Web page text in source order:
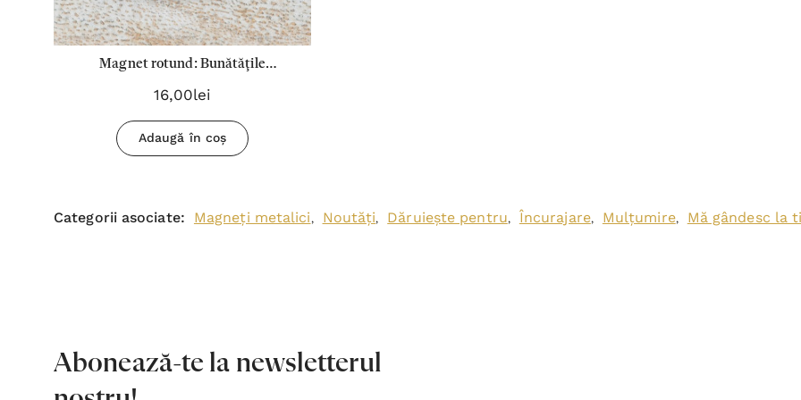
Magnet rotund: Bunătăţile
Domnului se înnoiesc în fiecare
16,00lei
Adaugă în coș
Categorii asociate: Magneți metalici, Noutăți, Dăruiește pentru, Încurajare, Mulțumire, Mă gândesc la
Abonează-te la newsletterul